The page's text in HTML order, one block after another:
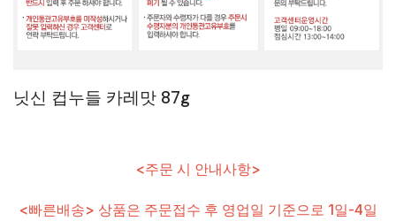
닛신 컵누들 카레맛 87g
<주문 시 안내사항>
<빠른배송> 상품은 주문접수 후 영업일 기준으로 1일-4일